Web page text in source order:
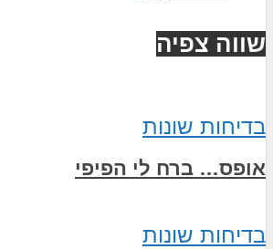
שווה צפיה
בדיחות שונות
אופס… ברח לי הפיפי
בדיחות שונות